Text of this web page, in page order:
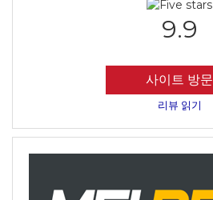
9.9
사이트 방문
리뷰 읽기